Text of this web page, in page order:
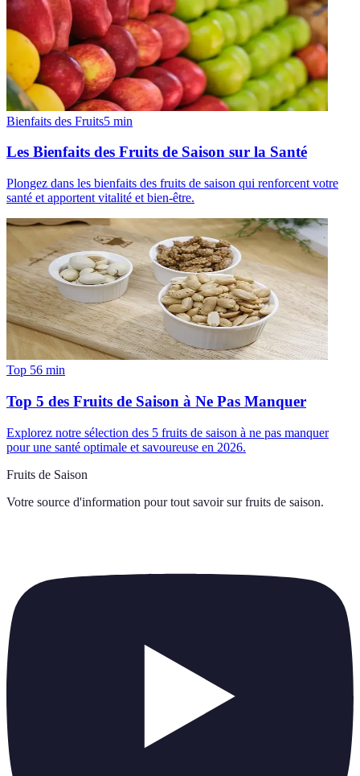
Bienfaits des Fruits5 min
Les Bienfaits des Fruits de Saison sur la Santé
Plongez dans les bienfaits des fruits de saison qui renforcent votre
santé et apportent vitalité et bien-être.
Top 56 min
Top 5 des Fruits de Saison à Ne Pas Manquer
Explorez notre sélection des 5 fruits de saison à ne pas manquer
pour une santé optimale et savoureuse en 2026.
Fruits de Saison
Votre source d'information pour tout savoir sur fruits de saison.